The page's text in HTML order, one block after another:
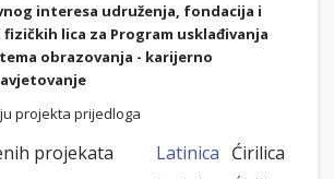
interesa udruženja, fondacija i
lica za Program usklađivanja
obrazovanja - karijerno
projekta prijedloga
projekata Latinica Ćirilica